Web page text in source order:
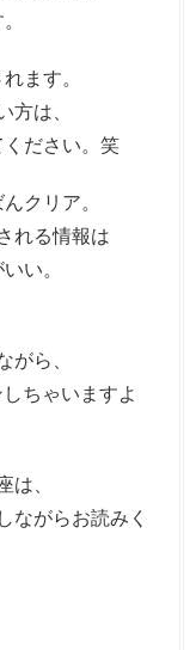
ます。
方は、
ださい。笑
クリア。
れる情報は
い。
がら、
ちゃいますよ
は、
ながらお読みく